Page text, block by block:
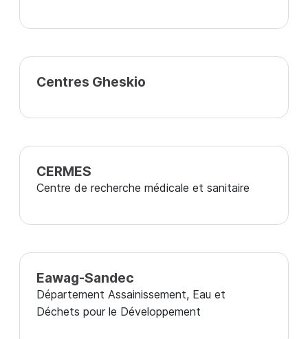
Centres Gheskio
CERMES
Centre de recherche médicale et sanitaire
Eawag-Sandec
Département Assainissement, Eau et
Déchets pour le Développement